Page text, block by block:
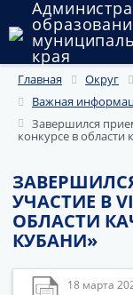
края
Округ
Администрация
Муниципальное
Публичные
Главная Округ
Важная
Завершился
конкурсе в области
УЧАСТИЕ В
ОБЛАСТИ
КУБАНИ»
18 марта